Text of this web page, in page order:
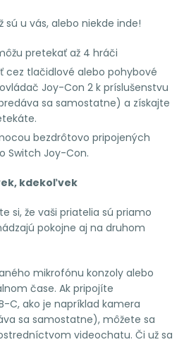
u vás, alebo niekde inde!
pretekať až 4 hráči
cez tlačidlové alebo pohybové
Joy-Con 2 k príslušenstvu
sa samostatne) a získajte
bezdrôtovo pripojených
Switch Joy-Con.
kdekoľvek
si, že vaši priatelia sú priamo
pokojne aj na druhom
mikrofónu konzoly alebo
čase. Ak pripojíte
C, ako je napríklad kamera
sa samostatne), môžete sa
videochatu. Či už sa